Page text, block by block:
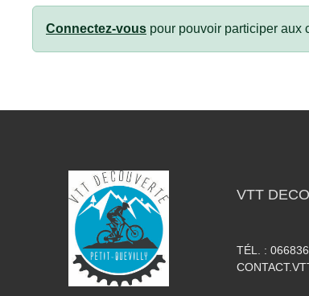
Connectez-vous pour pouvoir participer aux
VTT
TÉL. :